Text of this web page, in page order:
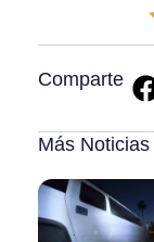
Comparte
Más Noticias